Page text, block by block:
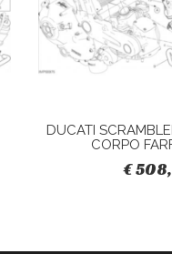
DUCATI
CORPO
€